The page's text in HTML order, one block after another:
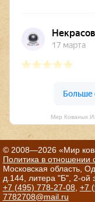
Мир Кованых
© 2008—2026 «Мир
Политика в отношении
Московская область,
д.144, литера "Б", 2-ой
+7 (495) 778-27-08, +7
7782708@mail.ru